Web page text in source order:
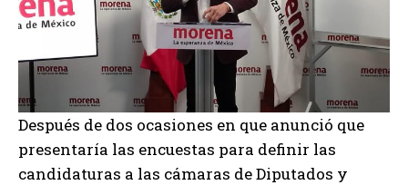
Después de dos ocasiones en que anunció que
presentaría las encuestas para definir las
candidaturas a las cámaras de Diputados y